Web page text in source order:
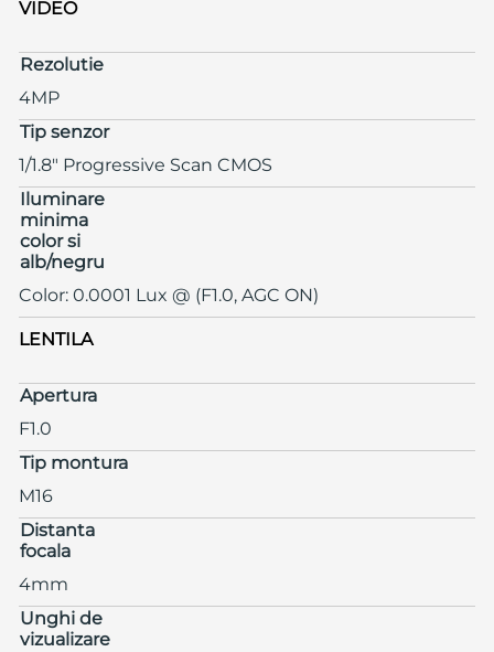
VIDEO
Rezolutie
4MP
Tip senzor
1/1.8" Progressive Scan CMOS
Iluminare
minima
color si
alb/negru
Color: 0.0001 Lux @ (F1.0, AGC ON)
LENTILA
Apertura
F1.0
Tip montura
M16
Distanta
focala
4mm
Unghi de
vizualizare